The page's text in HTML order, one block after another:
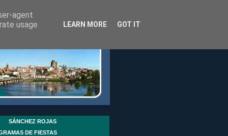
SÁNCHEZ ROJAS
DE FIESTAS
agent
usage
LEARN MORE GOT IT